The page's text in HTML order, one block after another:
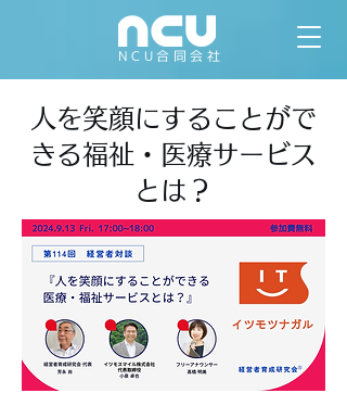
NCU合同会社
人を笑顔にすることがで
きる福祉・医療サービス
とは？